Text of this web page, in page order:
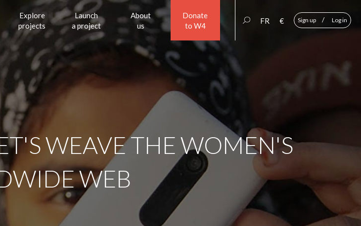
Explore
projects
Launch
a project
About
us
Donate
to W4
FR € Sign up / Log in
WEAVE THE WOMEN'S
WEB